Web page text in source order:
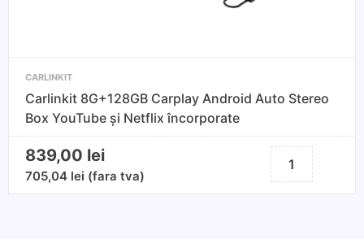
CARLINKIT
Carlinkit 8G+128GB Carplay Android Auto Stereo
Box YouTube și Netflix încorporate
839,00 lei
705,04 lei (fara tva)
Cantitate
Carlinkit